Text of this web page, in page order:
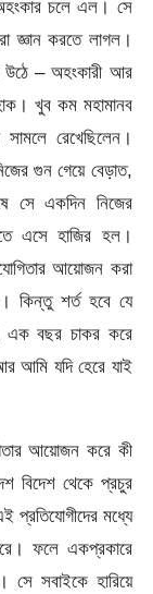
অহংকার চলে এল। সে
জ্ঞান করতে লাগল।
– অহংকারী আর
খুব কম মহামানব
রেখেছিলেন।
গুন গেয়ে বেড়াত,
সে একদিন নিজের
এসে হাজির হল।
আয়োজন করা
কিন্তু শর্ত হবে যে
এক বছর চাকর করে
আমি যদি হেরে যাই
আয়োজন করে কী
বিদেশ থেকে প্রচুর
প্রতিযোগীদের মধ্যে
ফলে একপ্রকারে
সবাইকে হারিয়ে